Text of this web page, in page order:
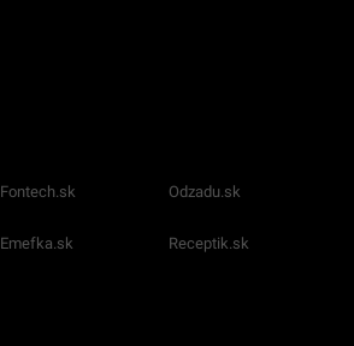
Fontech.sk Odzadu.sk
Emefka.sk Receptik.sk